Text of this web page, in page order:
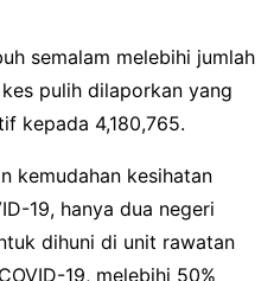
semalam melebihi jumlah
pulih dilaporkan yang
kepada 4,180,765.
kemudahan kesihatan
19, hanya dua negeri
dihuni di unit rawatan
19, melebihi 50%